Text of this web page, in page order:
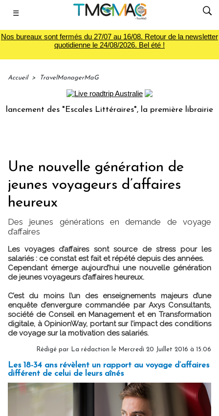
☰
Nos bureaux sont fermés du 27/07 au 16/08. Retour de la newsletter
quotidienne le 24/08/2026. Bel été !
Accueil > TravelManagerMaG
des "Escales Littéraires", la première librairie du
Une nouvelle génération de
jeunes voyageurs d’affaires
heureux
Des jeunes générations en demande de voyage
d’affaires
Les voyages d’affaires sont source de stress pour les
salariés : ce constat est fait et répété depuis des années.
Cependant émerge aujourd’hui une nouvelle génération
de jeunes voyageurs d’affaires heureux.
C’est du moins l’un des enseignements majeurs d’une
enquête d’envergure commandée par Axys Consultants,
société de Conseil en Management et en Transformation
digitale, à OpinionWay, portant sur l’impact des conditions
de voyage sur la motivation des salariés.
Rédigé par La rédaction le Mercredi 20 Juillet 2016 à 15:06
Les 18-34 ans révèlent un rapport au voyage d’affaires
différent de celui de leurs aînés